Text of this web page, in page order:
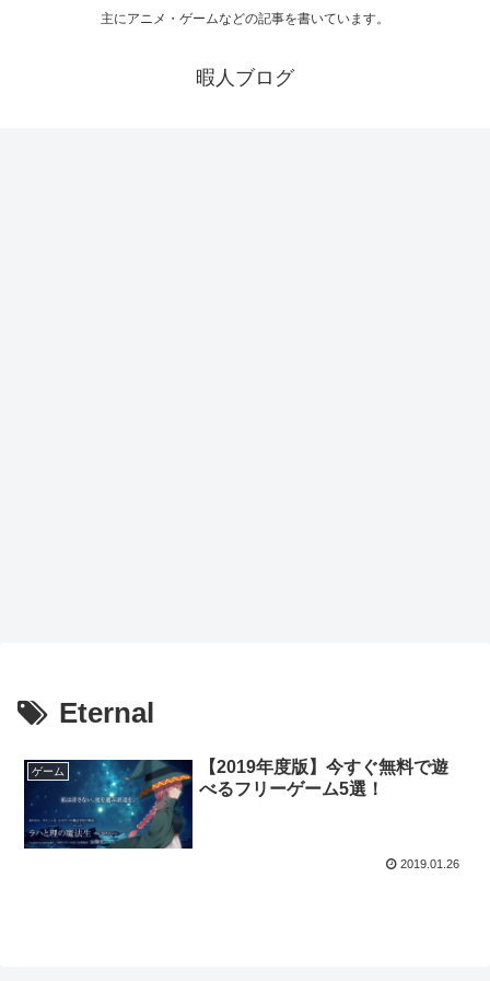
主にアニメ・ゲームなどの記事を書いています。
暇人ブログ
Eternal
ゲーム
【2019年度版】今すぐ無料で遊
べるフリーゲーム5選！
2019.01.26